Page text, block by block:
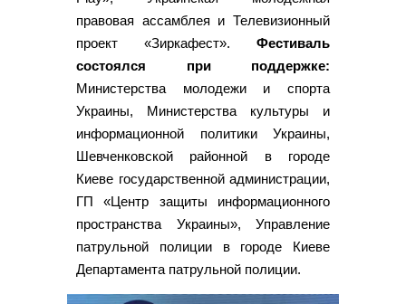
правовая ассамблея и Телевизионный
проект «Зиркафест». Фестиваль
состоялся при поддержке:
Министерства молодежи и спорта
Украины, Министерства культуры и
информационной политики Украины,
Шевченковской районной в городе
Киеве государственной администрации,
ГП «Центр защиты информационного
пространства Украины», Управление
патрульной полиции в городе Киеве
Департамента патрульной полиции.